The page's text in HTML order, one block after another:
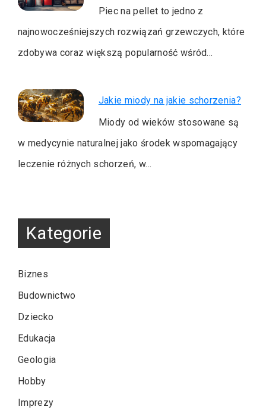
Piec na pellet to jedno z
najnowocześniejszych rozwiązań grzewczych, które
zdobywa coraz większą popularność wśród…
Jakie miody na jakie schorzenia?
Miody od wieków stosowane są
w medycynie naturalnej jako środek wspomagający
leczenie różnych schorzeń, w…
Kategorie
Biznes
Budownictwo
Dziecko
Edukacja
Geologia
Hobby
Imprezy